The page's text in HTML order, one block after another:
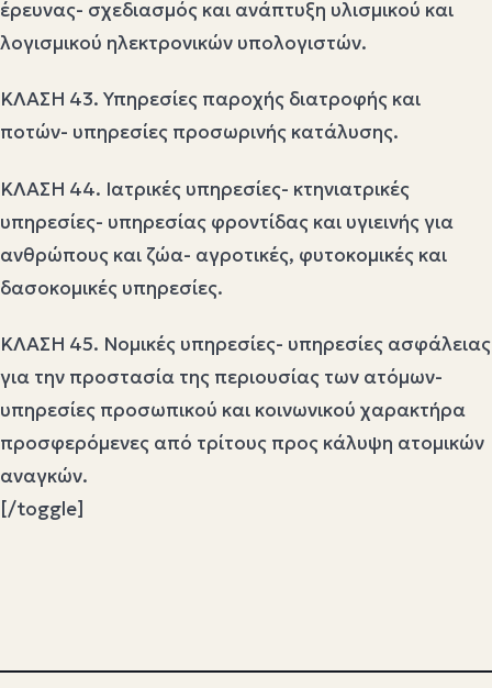
έρευνας- σχεδιασμός και ανάπτυξη υλισμικού και
λογισμικού ηλεκτρονικών υπολογιστών.
ΚΛΑΣΗ 43. Υπηρεσίες παροχής διατροφής και
ποτών- υπηρεσίες προσωρινής κατάλυσης.
ΚΛΑΣΗ 44. Ιατρικές υπηρεσίες- κτηνιατρικές
υπηρεσίες- υπηρεσίας φροντίδας και υγιεινής για
ανθρώπους και ζώα- αγροτικές, φυτοκομικές και
δασοκομικές υπηρεσίες.
ΚΛΑΣΗ 45. Νομικές υπηρεσίες- υπηρεσίες ασφάλειας
για την προστασία της περιουσίας των ατόμων-
υπηρεσίες προσωπικού και κοινωνικού χαρακτήρα
προσφερόμενες από τρίτους προς κάλυψη ατομικών
αναγκών.
[/toggle]